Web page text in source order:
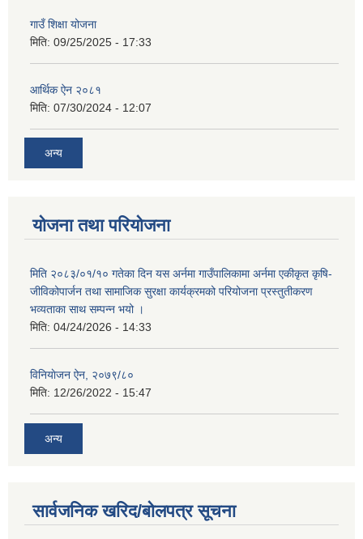
गाउँ शिक्षा योजना
मिति: 09/25/2025 - 17:33
आर्थिक ऐन २०८१
मिति: 07/30/2024 - 12:07
अन्य
योजना तथा परियोजना
मिति २०८३/०१/१० गतेका दिन यस अर्नमा गाउँपालिकामा अर्नमा एकीकृत कृषि-
जीविकोपार्जन तथा सामाजिक सुरक्षा कार्यक्रमको परियोजना प्रस्तुतीकरण
भव्यताका साथ सम्पन्न भयो ।
मिति: 04/24/2026 - 14:33
विनियाेजन ऐन, २०७९/८०
मिति: 12/26/2022 - 15:47
अन्य
सार्वजनिक खरिद/बोलपत्र सूचना